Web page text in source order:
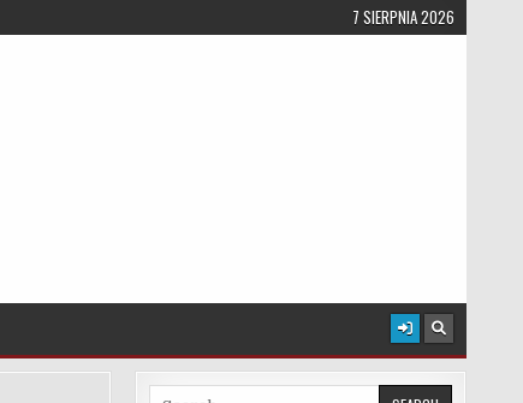
7 SIERPNIA 2026
Search for: